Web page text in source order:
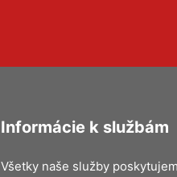
Informácie k službám
Všetky naše služby